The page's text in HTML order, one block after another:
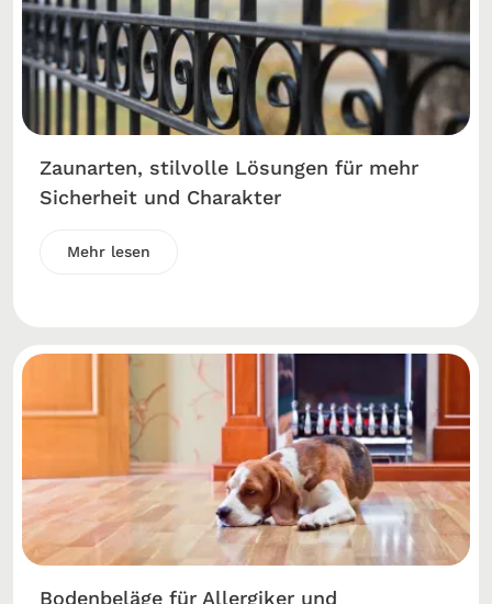
Zaunarten, stilvolle Lösungen für mehr
Sicherheit und Charakter
Mehr lesen
Bodenbeläge für Allergiker und